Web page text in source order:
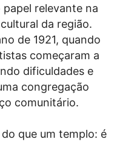
relevante na
da região.
de 1921, quando
começaram a
dificuldades e
congregação
comunitário.
que um templo: é